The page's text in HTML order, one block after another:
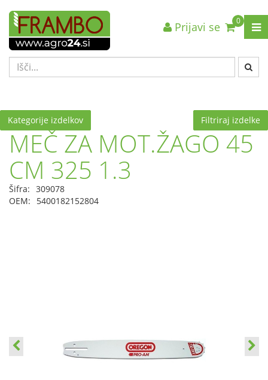
Nazaj en nivo
VRSTA 1
VRSTA 3
Nazaj en nivo
VRSTA 1
VRSTA 3
Nazaj en nivo
VRSTA 1
VRSTA 3
0
Prijavi se
Kategorije izdelkov Filtriraj izdelke
MEČ ZA MOT.ŽAGO 45
CM 325 1.3
Šifra: 309078
OEM:
5400182152804